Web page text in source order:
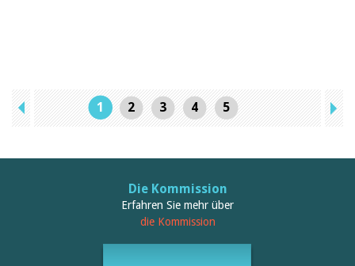
1 2 3 4 5
Die Kommission
Erfahren Sie mehr über
die Kommission